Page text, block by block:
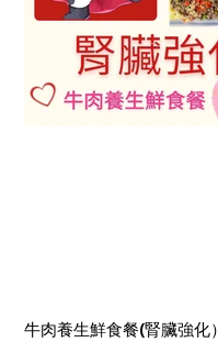
牛肉養生鮮食餐(腎臟強化）